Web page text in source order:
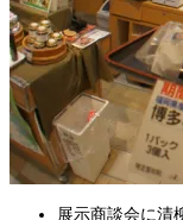
展示商談会に清